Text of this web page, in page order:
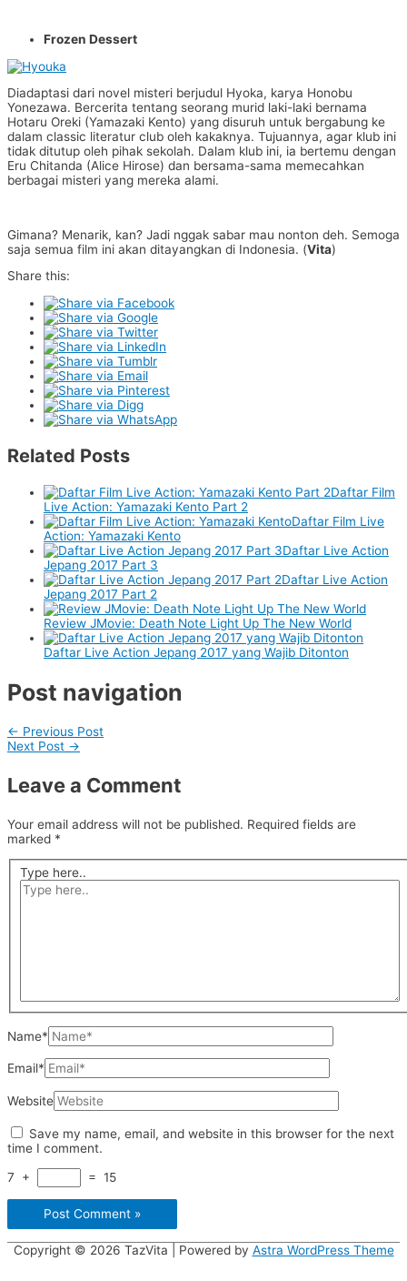
Frozen Dessert
Diadaptasi dari novel misteri berjudul Hyoka, karya Honobu
Yonezawa. Bercerita tentang seorang murid laki-laki bernama
Hotaru Oreki (Yamazaki Kento) yang disuruh untuk bergabung ke
dalam classic literatur club oleh kakaknya. Tujuannya, agar klub ini
tidak ditutup oleh pihak sekolah. Dalam klub ini, ia bertemu dengan
Eru Chitanda (Alice Hirose) dan bersama-sama memecahkan
berbagai misteri yang mereka alami.
Gimana? Menarik, kan? Jadi nggak sabar mau nonton deh. Semoga
saja semua film ini akan ditayangkan di Indonesia. (Vita)
Share this:
Related Posts
Daftar Film
Live Action: Yamazaki Kento Part 2
Daftar Film Live
Action: Yamazaki Kento
Daftar Live Action
Jepang 2017 Part 3
Daftar Live Action
Jepang 2017 Part 2
Review JMovie: Death Note Light Up The New World
Daftar Live Action Jepang 2017 yang Wajib Ditonton
Post navigation
← Previous Post
Next Post →
Leave a Comment
Your email address will not be published. Required fields are
marked *
Type here..
Name*
Email*
Website
Save my name, email, and website in this browser for the next
time I comment.
7
+ = 15
Copyright © 2026 TazVita | Powered by Astra WordPress Theme